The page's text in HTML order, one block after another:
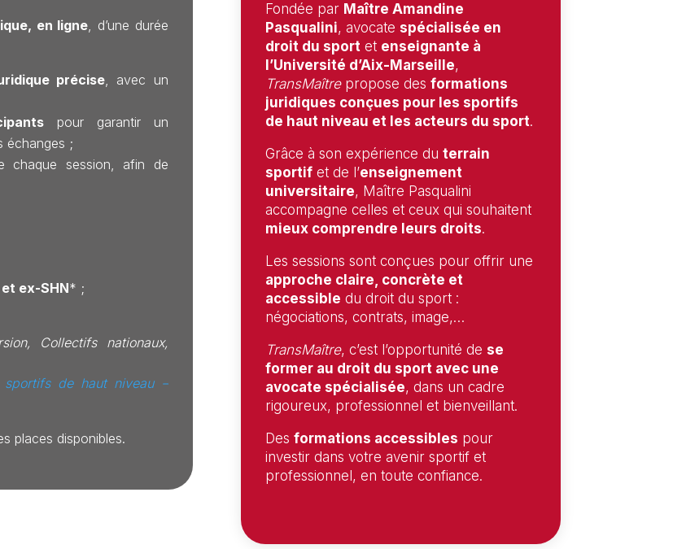
en ligne , d’une durée
précise , avec un
pour garantir un
échanges ;
chaque session, afin de
ex-SHN* ;
Collectifs nationaux,
de haut niveau –
places disponibles.
Fondée par Maître Amandine
Pasqualini, avocate spécialisée en
droit du sportet enseignante à
l’Université d’Aix-Marseille,
TransMaîtrepropose des formations
juridiques conçues pour les sportifs
de haut niveau et les acteurs du sport.
Grâce à son expérience du terrain
sportifet de l’enseignement
universitaire, Maître Pasqualini
accompagne celles et ceux qui souhaitent
mieux comprendre leurs droits.
Les sessions sont conçues pour offrir une
approche claire, concrète et
accessible du droit du sport :
négociations, contrats, image,…
TransMaître, c’est l’opportunité de se
former au droit du sport avec une
avocate spécialisée, dans un cadre
rigoureux, professionnel et bienveillant.
Des formations accessibles pour
investir dans votre avenir sportif et
professionnel, en toute confiance.